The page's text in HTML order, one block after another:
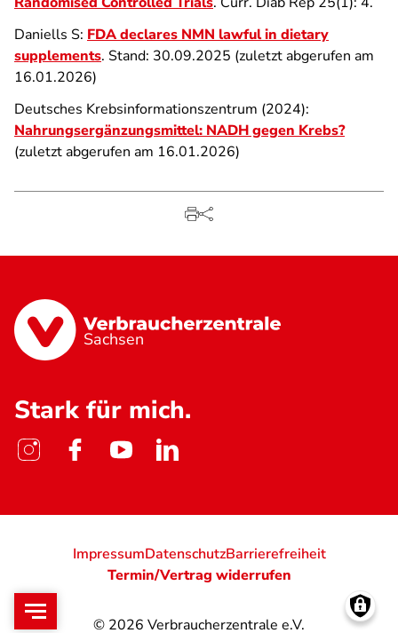
Daniells S: FDA declares NMN lawful in dietary
supplements. Stand: 30.09.2025 (zuletzt abgerufen am
16.01.2026)
Deutsches Krebsinformationszentrum (2024):
Nahrungsergänzungsmittel: NADH gegen Krebs?
(zuletzt abgerufen am 16.01.2026)
Sachsen
Stark für mich.
© 2026 Verbraucherzentrale e.V.
ImpressumDatenschutzBarrierefreiheit
Termin/Vertrag widerrufen